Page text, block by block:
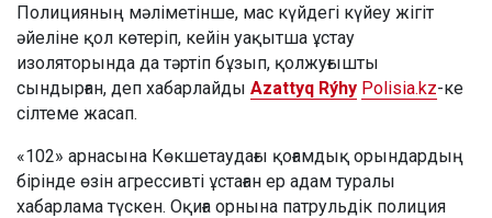
Полицияның мәліметінше, мас күйдегі күйеу жігіт
әйеліне қол көтеріп, кейін уақытша ұстау
изоляторында да тәртіп бұзып, қолжуғышты
сындырған, деп хабарлайды Azattyq Rýhy Polisia.kz-ке
сілтеме жасап.
«102» арнасына Көкшетаудағы қоғамдық орындардың
бірінде өзін агрессивті ұстаған ер адам туралы
хабарлама түскен. Оқиға орнына патрульдік полиция